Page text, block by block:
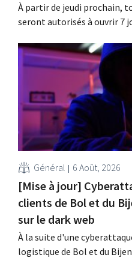
À partir de jeudi prochain,
seront autorisés à ouvrir 7
faut. De plus, la législation
obstacle. Les conditions
Général 6 Août, 2026
[Mise à jour]
clients de Bol et du
sur le dark web
À la suite d'une
logistique de Bol et du